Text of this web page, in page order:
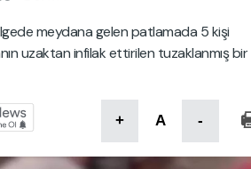
meydana gelen patlamada 5 kişi
uzaktan infilak ettirilen tuzaklanmış bir
+ A -